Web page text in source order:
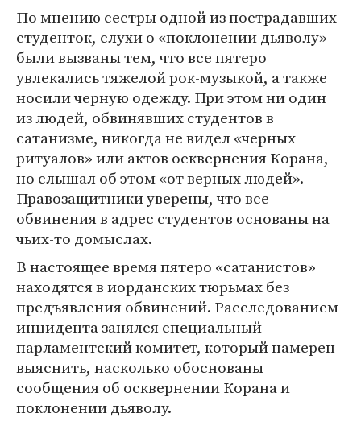
По мнению сестры одной из пострадавших
студенток, слухи о «поклонении дьяволу»
были вызваны тем, что все пятеро
увлекались тяжелой рок-музыкой, а также
носили черную одежду. При этом ни один
из людей, обвинявших студентов в
сатанизме, никогда не видел «черных
ритуалов» или актов осквернения Корана,
но слышал об этом «от верных людей».
Правозащитники уверены, что все
обвинения в адрес студентов основаны на
чьих-то домыслах.
В настоящее время пятеро «сатанистов»
находятся в иорданских тюрьмах без
предъявления обвинений. Расследованием
инцидента занялся специальный
парламентский комитет, который намерен
выяснить, насколько обоснованы
сообщения об осквернении Корана и
поклонении дьяволу.